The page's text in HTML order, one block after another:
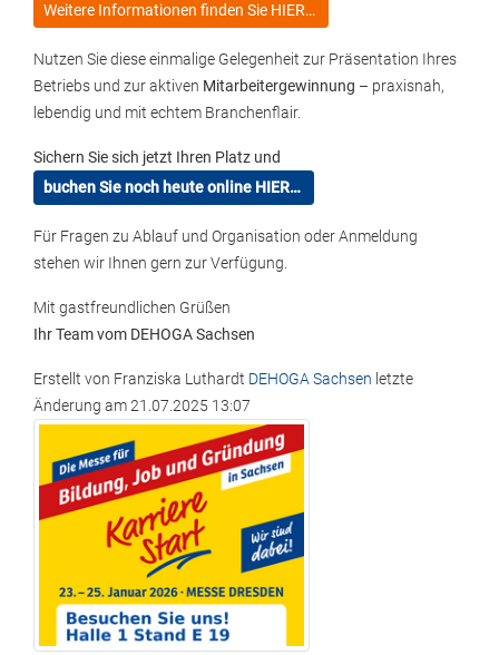
Weitere Informationen finden Sie HIER…
Nutzen Sie diese einmalige Gelegenheit zur Präsentation Ihres
Betriebs und zur aktiven Mitarbeitergewinnung – praxisnah,
lebendig und mit echtem Branchenflair.
Sichern Sie sich jetzt Ihren Platz und
buchen Sie noch heute online HIER…
Für Fragen zu Ablauf und Organisation oder Anmeldung
stehen wir Ihnen gern zur Verfügung.
Mit gastfreundlichen Grüßen
Ihr Team vom DEHOGA Sachsen
Erstellt von Franziska Luthardt DEHOGA Sachsen letzte
Änderung am21.07.2025 13:07